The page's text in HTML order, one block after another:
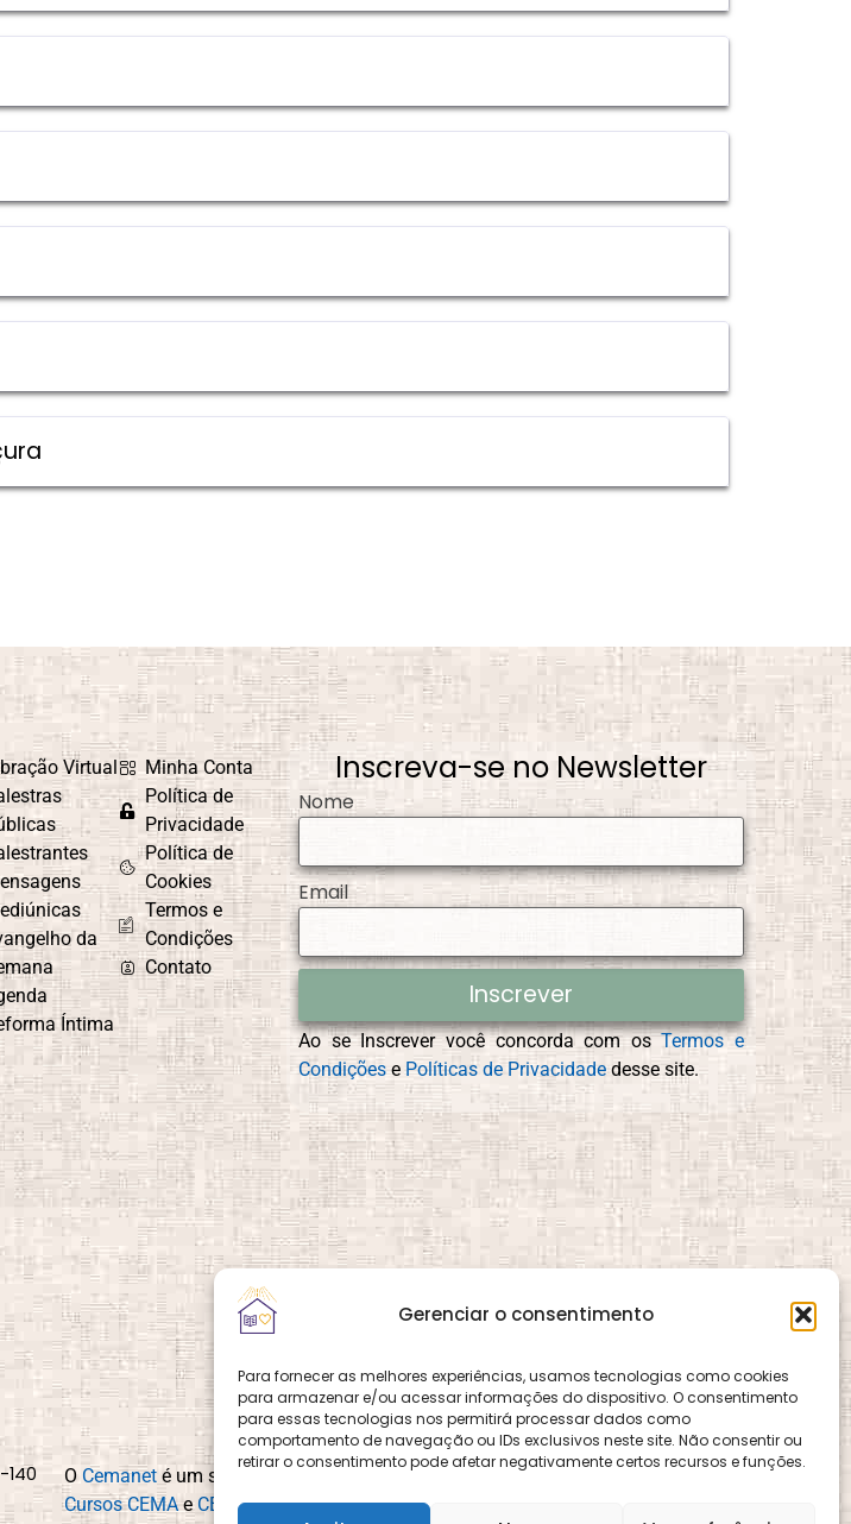
Gerenciar o consentimento
Para fornecer as melhores experiências, usamos tecnologias como cookies
para armazenar e/ou acessar informações do dispositivo. O consentimento
para essas tecnologias nos permitirá processar dados como
comportamento de navegação ou IDs exclusivos neste site. Não consentir ou
retirar o consentimento pode afetar negativamente certos recursos e funções.
Virtual
da
Íntima
Minha Conta
Política de
Privacidade
Política de
Cookies
Termos e
Condições
Contato
Inscreva-se no Newsletter
Nome
Email
Inscrever
Ao se Inscrever você concorda com osTermos e
Condiçõese Políticas de Privacidade desse site.
140
O Cemanet é um site que pertence e é gerido pelo CEMA, assim como o site
Cursos CEMAeCEMA Livraria